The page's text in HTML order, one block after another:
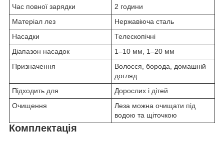
Час повної зарядки
2 години
Матеріал лез
Нержавіюча сталь
Насадки
Телескопічні
Діапазон насадок
1–10 мм, 1–20 мм
Призначення
Волосся, борода, домашній
догляд
Підходить для
Дорослих і дітей
Очищення
Леза можна очищати під
водою та щіточкою
Комплектація